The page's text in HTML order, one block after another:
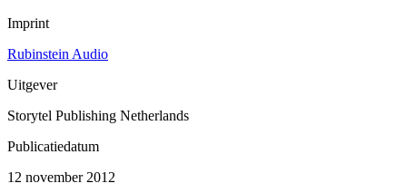
Imprint
Rubinstein Audio
Uitgever
Storytel Publishing Netherlands
Publicatiedatum
12 november 2012